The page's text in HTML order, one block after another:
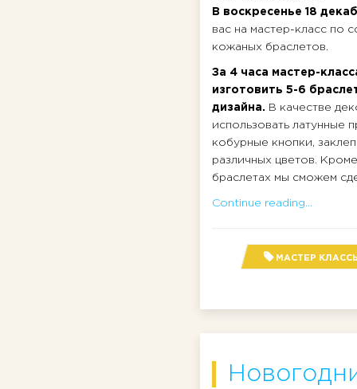
В воскресенье 18
вас на мастер-класс по
кожаных браслетов.
За 4 часа мастер-
изготовить 5-6
дизайна. В качестве
использовать латунные
кобурные кнопки,
различных цветов.
браслетах мы сможем
Continue reading...
МАСТЕР